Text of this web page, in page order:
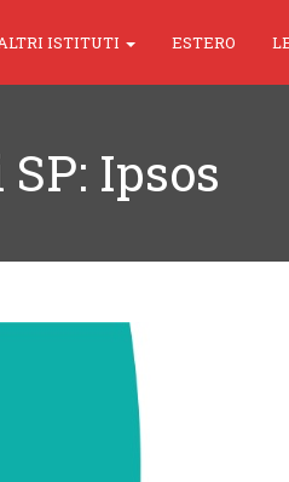
ISTITUTI ESTERO
Ipsos